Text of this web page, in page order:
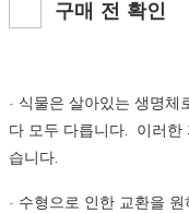
구매 전 확인
- 식물은 살아있는 생명체
다 모두 다릅니다. 이러한
습니다.
- 수형으로 인한 교환을